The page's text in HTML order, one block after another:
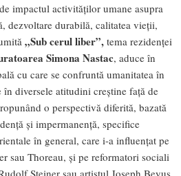
impactul activităților umane asupra
dezvoltare durabilă, calitatea vieţii,
„Sub cerul liber”, tema rezidenței
Simona Nastac, aduce în
cu care se confruntă umanitatea în
diversele atitudini creștine față de
o perspectivă diferită, bazată
și impermanență, specifice
în general, care i-a influențat pe
sau Thoreau, și pe reformatori sociali
Steiner sau artistul Joseph Beyus.